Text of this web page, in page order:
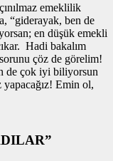
emeklilik
“giderayak, ben de
en düşük emekli
Hadi bakalım
çöz de görelim!
de çok iyi biliyorsun
Emin ol,